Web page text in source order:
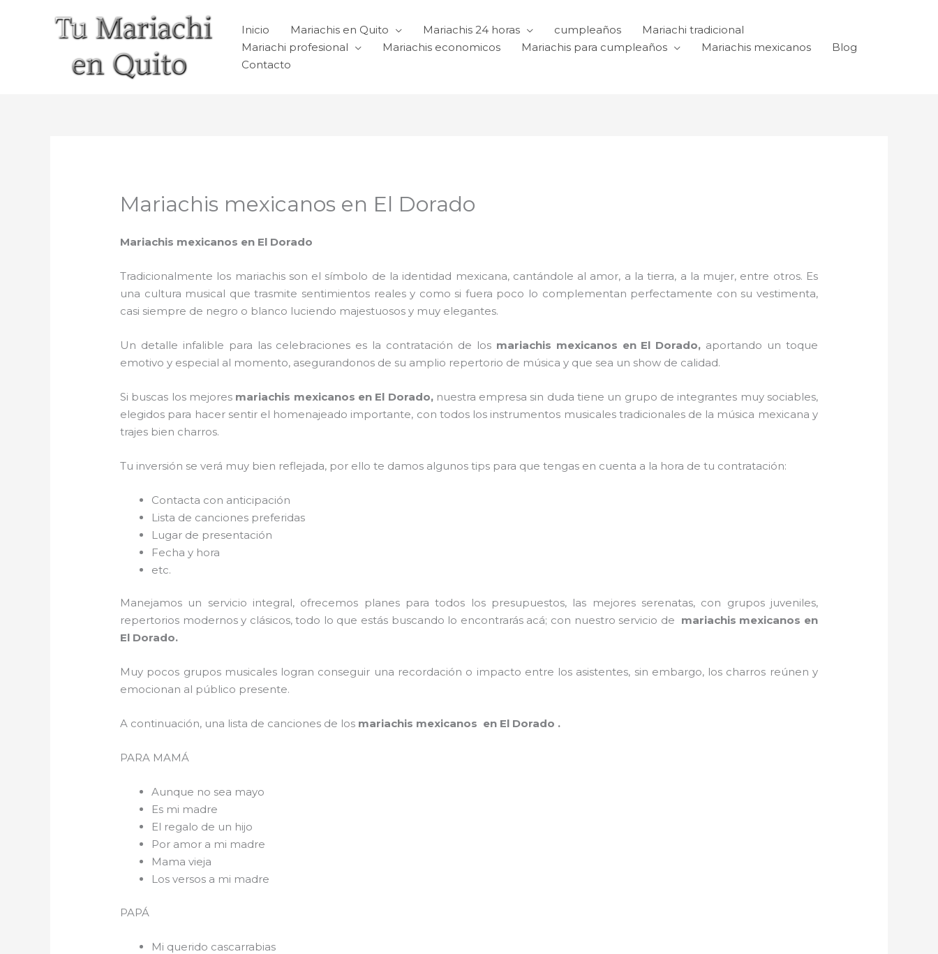
Inicio Mariachis en Quito Mariachis 24 horas cumpleaños
Mariachi tradicional
Mariachi profesional
Mariachis economicos Mariachis para cumpleaños Mariachis mexicanos
Blog
Contacto
Mariachis mexicanos en El Dorado
Mariachis mexicanos en El Dorado
Tradicionalmente los mariachis son el símbolo de la identidad mexicana, cantándole al amor, a la tierra, a la mujer, entre otros. Es
una cultura musical que trasmite sentimientos reales y como si fuera poco lo complementan perfectamente con su vestimenta,
casi siempre de negro o blanco luciendo majestuosos y muy elegantes.
Un detalle infalible para las celebraciones es la contratación de los mariachis mexicanos en El Dorado, aportando un toque
emotivo y especial al momento, asegurandonos de su amplio repertorio de música y que sea un show de calidad.
Si buscas los mejores mariachis mexicanos en El Dorado, nuestra empresa sin duda tiene un grupo de integrantes muy sociables,
elegidos para hacer sentir el homenajeado importante, con todos los instrumentos musicales tradicionales de la música mexicana y
trajes bien charros.
Tu inversión se verá muy bien reflejada, por ello te damos algunos tips para que tengas en cuenta a la hora de tu contratación:
Contacta con anticipación
Lista de canciones preferidas
Lugar de presentación
Fecha y hora
etc.
Manejamos un servicio integral, ofrecemos planes para todos los presupuestos, las mejores serenatas, con grupos juveniles,
repertorios modernos y clásicos, todo lo que estás buscando lo encontrarás acá; con nuestro servicio de mariachis mexicanos en
El Dorado.
Muy pocos grupos musicales logran conseguir una recordación o impacto entre los asistentes, sin embargo, los charros reúnen y
emocionan al público presente.
A continuación, una lista de canciones de los mariachis mexicanos en El Dorado .
PARA MAMÁ
Aunque no sea mayo
Es mi madre
El regalo de un hijo
Por amor a mi madre
Mama vieja
Los versos a mi madre
PAPÁ
Mi querido cascarrabias